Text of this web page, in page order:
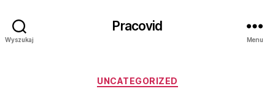
Wyszukaj
Pracovid
Menu
Kategorie
UNCATEGORIZED